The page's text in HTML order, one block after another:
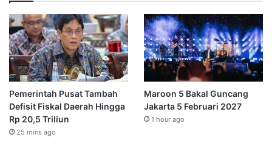
Pemerintah Pusat Tambah
Defisit Fiskal Daerah Hingga
Rp 20,5 Triliun
25 mins ago
Maroon 5 Bakal Guncang
Jakarta 5 Februari 2027
1 hour ago